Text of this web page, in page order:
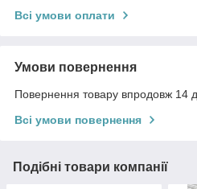
Всі умови оплати
Умови повернення
Повернення товару впродовж 14
Всі умови повернення
Подібні товари компанії